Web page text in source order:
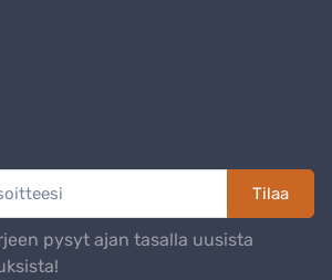
Tilaa
pysyt ajan tasalla uusista